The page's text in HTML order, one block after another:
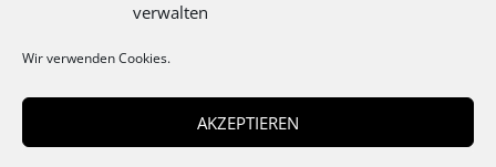
verwalten
Wir verwenden Cookies.
AKZEPTIEREN
Expertise & Technik